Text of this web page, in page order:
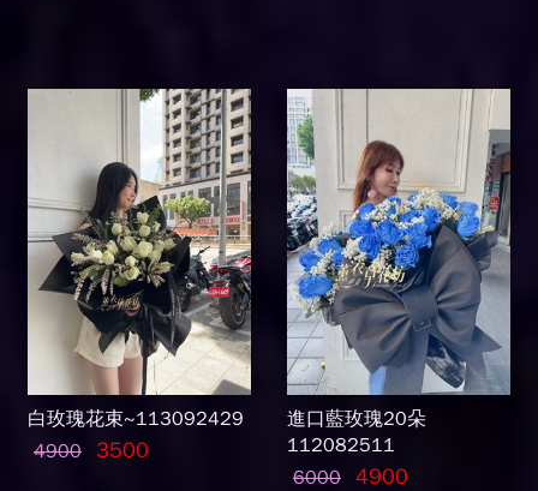
白玫瑰花束~113092429
4900
3500
進口藍玫瑰20朵
112082511
6000 4900